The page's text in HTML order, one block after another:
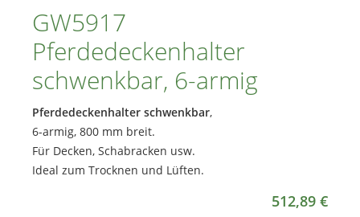
GW5917
Pferdedeckenhalter
schwenkbar, 6-armig
Pferdedeckenhalter schwenkbar,
6-armig, 800 mm breit.
Für Decken, Schabracken usw.
Ideal zum Trocknen und Lüften.
512,89 €